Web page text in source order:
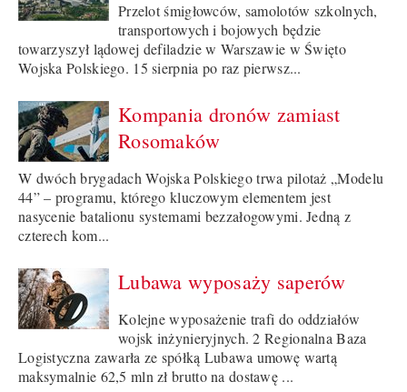
Przelot śmigłowców, samolotów szkolnych,
transportowych i bojowych będzie
towarzyszył lądowej defiladzie w Warszawie w Święto
Wojska Polskiego. 15 sierpnia po raz pierwsz...
Kompania dronów zamiast
Rosomaków
W dwóch brygadach Wojska Polskiego trwa pilotaż „Modelu
44” – programu, którego kluczowym elementem jest
nasycenie batalionu systemami bezzałogowymi. Jedną z
czterech kom...
Lubawa wyposaży saperów
Kolejne wyposażenie trafi do oddziałów
wojsk inżynieryjnych. 2 Regionalna Baza
Logistyczna zawarła ze spółką Lubawa umowę wartą
maksymalnie 62,5 mln zł brutto na dostawę ...